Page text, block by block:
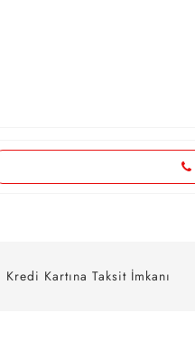
Kredi Kartına Taksit İmkanı